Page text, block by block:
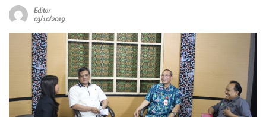
Editor
03/10/2019